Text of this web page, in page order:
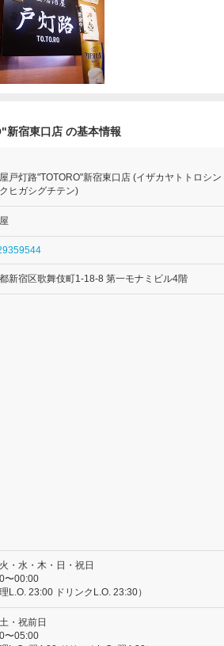
新宿東口店 の基本情報
戸灯路"TOTORO"新宿東口店 (イザカヤトトロシン
ヒガシグチテン)
新宿区歌舞伎町1-18-8 第一モナミビル4階
・水・木・日・祝日
〜00:00
理L.O. 23:00 ドリンクL.O. 23:30）
・祝前日
〜05:00